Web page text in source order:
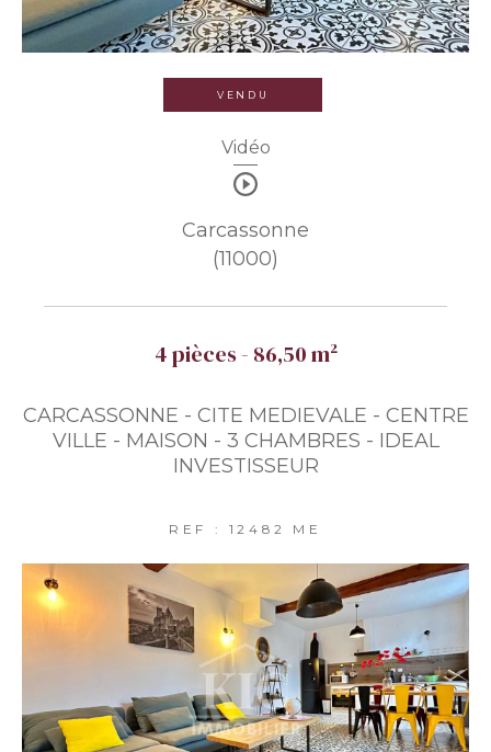
VENDU
Vidéo
Carcassonne
(11000)
4 pièces - 86,50 m²
CARCASSONNE - CITE MEDIEVALE - CENTRE
VILLE - MAISON - 3 CHAMBRES - IDEAL
INVESTISSEUR
REF : 12482 ME